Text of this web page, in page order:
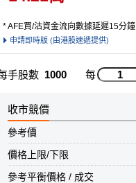
* AFE買/沽資金流向數據延遲15分鐘
申請即時版 (由港股速遞提供)
手股數 1000 每
收市競價
參考價
價格上限/下限
參考平衡價格 / 成交